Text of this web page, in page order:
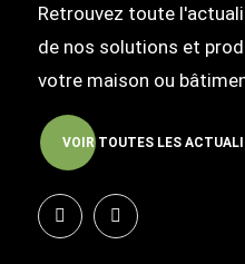
Retrouvez toute
de nos solutions et
votre maison ou
VOIR TOUTES LES